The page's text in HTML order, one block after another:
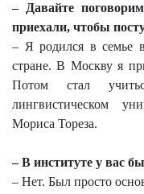
– Давайте
приехали, чтобы
– Я родился в семье
стране. В Москву я
Потом стал
лингвистическом
Мориса Тореза.
– В институте у вас
– Нет. Был просто